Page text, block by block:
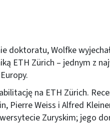
doktoratu, Wolfke
ETH Zürich – jednym z
na ETH Zürich.
Pierre Weiss i Alfred
Zuryskim; jego